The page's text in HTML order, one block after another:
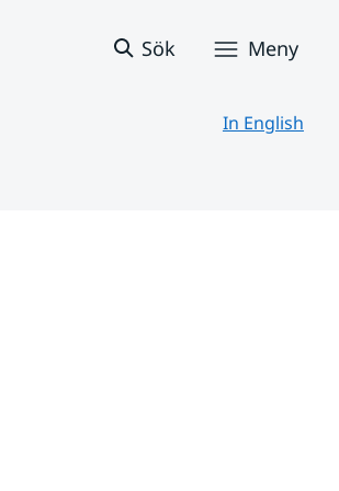
Sök Meny
In English